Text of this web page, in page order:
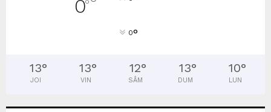
0°
0°
13°
JOI
13°
VIN
12°
SÂM
13°
DUM
10°
LUN